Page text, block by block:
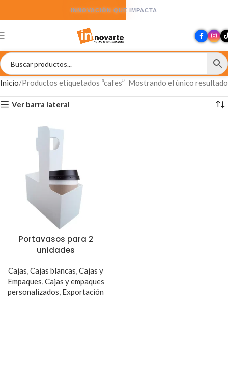
INNOVACIÓN QUE IMPACTA
Inicio Productos etiquetados “cafes” Mostrando el único resultado
Ver barra lateral
Portavasos para 2
unidades
Cajas,Cajas blancas,Cajas y
Empaques,Cajas y empaques
personalizados, Exportación